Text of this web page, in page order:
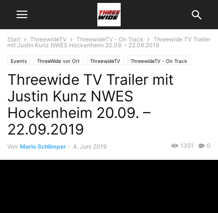
Start ThreewideTV ThreewideTV - On Track
Threewide TV Trailer
mit Justin Kunz NWES Hockenheim 20.09. – 22.09.2019
Events ThreeWide vor Ort ThreewideTV ThreewideTV - On Track
Threewide TV Trailer mit
Justin Kunz NWES
Hockenheim 20.09. –
22.09.2019
Von Mario Schlimper - 4. Juni 2019 0
1351